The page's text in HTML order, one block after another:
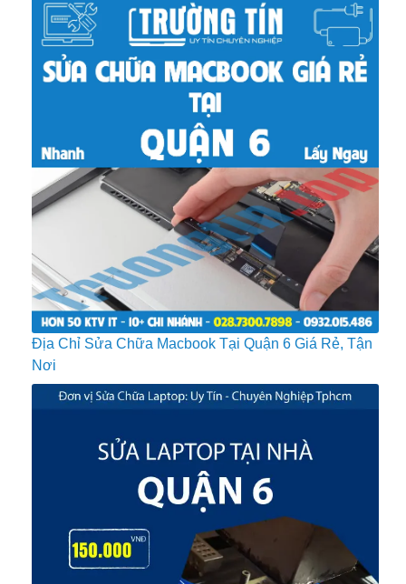
Địa Chỉ Sửa Chữa Macbook Tại Quận 6 Giá Rẻ, Tận
Nơi